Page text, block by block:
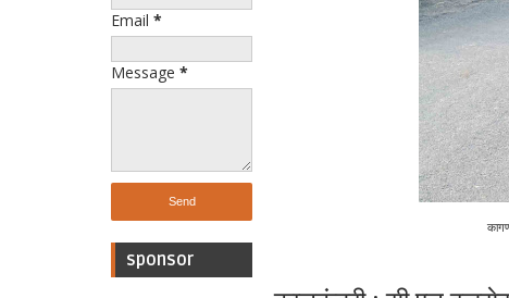
Email *
Message *
sponsor